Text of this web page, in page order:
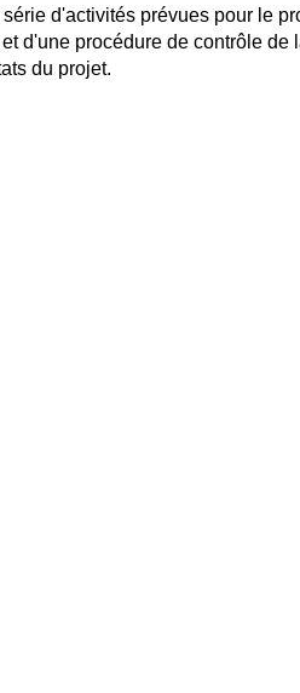
d'activités prévues pour le
d'une procédure de contrôle de
du projet.